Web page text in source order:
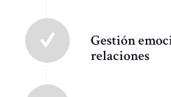
Gestión
relaciones